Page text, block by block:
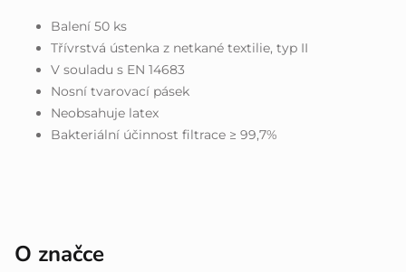
Balení 50 ks
Třívrstvá ústenka z netkané textilie, typ II
V souladu s EN 14683
Nosní tvarovací pásek
Neobsahuje latex
Bakteriální účinnost filtrace ≥ 99,7%
O značce